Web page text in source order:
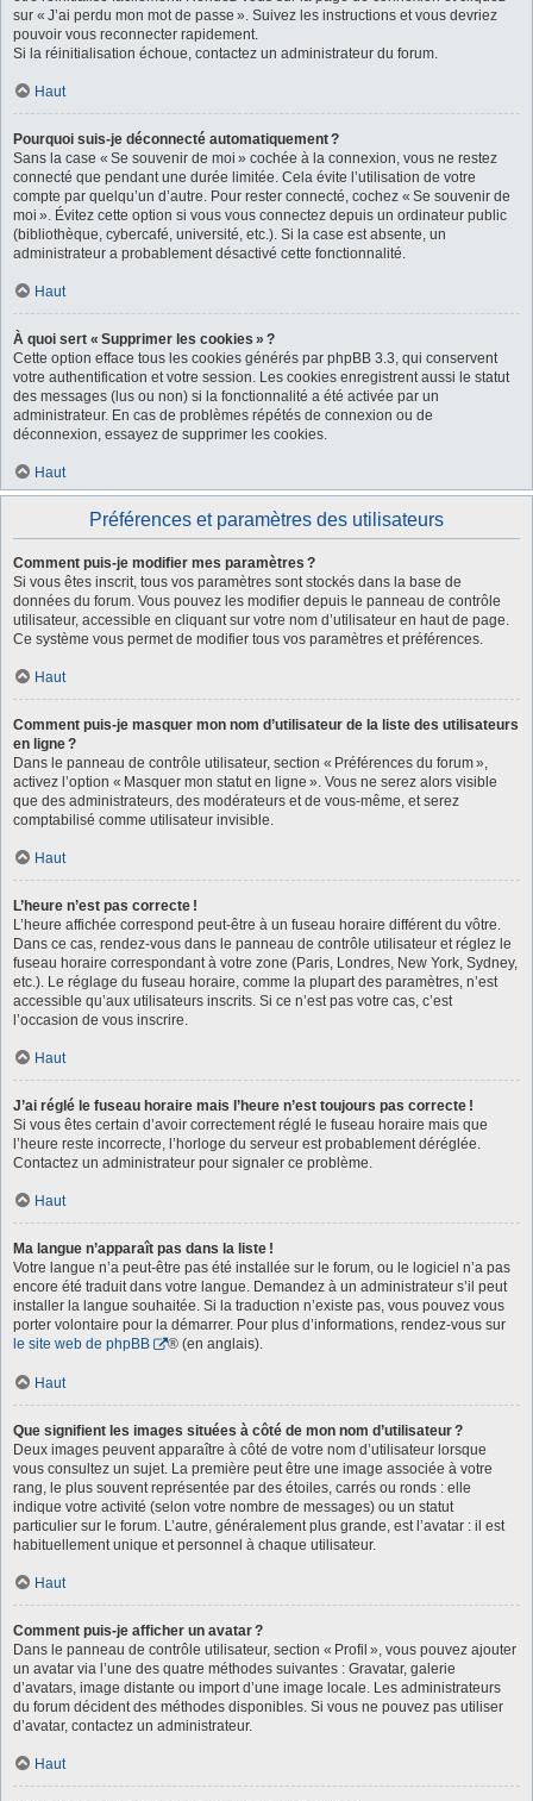
sur « J’ai perdu mon mot de passe ». Suivez les instructions et vous devriez
pouvoir vous reconnecter rapidement.
Si la réinitialisation échoue, contactez un administrateur du forum.
Haut
Pourquoi suis-je déconnecté automatiquement ?
Sans la case « Se souvenir de moi » cochée à la connexion, vous ne restez
connecté que pendant une durée limitée. Cela évite l’utilisation de votre
compte par quelqu’un d’autre. Pour rester connecté, cochez « Se souvenir de
moi ». Évitez cette option si vous vous connectez depuis un ordinateur public
(bibliothèque, cybercafé, université, etc.). Si la case est absente, un
administrateur a probablement désactivé cette fonctionnalité.
Haut
À quoi sert « Supprimer les cookies » ?
Cette option efface tous les cookies générés par phpBB 3.3, qui conservent
votre authentification et votre session. Les cookies enregistrent aussi le statut
des messages (lus ou non) si la fonctionnalité a été activée par un
administrateur. En cas de problèmes répétés de connexion ou de
déconnexion, essayez de supprimer les cookies.
Haut
Préférences et paramètres des utilisateurs
Comment puis-je modifier mes paramètres ?
Si vous êtes inscrit, tous vos paramètres sont stockés dans la base de
données du forum. Vous pouvez les modifier depuis le panneau de contrôle
utilisateur, accessible en cliquant sur votre nom d’utilisateur en haut de page.
Ce système vous permet de modifier tous vos paramètres et préférences.
Haut
Comment puis-je masquer mon nom d’utilisateur de la liste des utilisateurs
en ligne ?
Dans le panneau de contrôle utilisateur, section « Préférences du forum »,
activez l’option « Masquer mon statut en ligne ». Vous ne serez alors visible
que des administrateurs, des modérateurs et de vous-même, et serez
comptabilisé comme utilisateur invisible.
Haut
L’heure n’est pas correcte !
L’heure affichée correspond peut-être à un fuseau horaire différent du vôtre.
Dans ce cas, rendez-vous dans le panneau de contrôle utilisateur et réglez le
fuseau horaire correspondant à votre zone (Paris, Londres, New York, Sydney,
etc.). Le réglage du fuseau horaire, comme la plupart des paramètres, n’est
accessible qu’aux utilisateurs inscrits. Si ce n’est pas votre cas, c’est
l’occasion de vous inscrire.
Haut
J’ai réglé le fuseau horaire mais l’heure n’est toujours pas correcte !
Si vous êtes certain d’avoir correctement réglé le fuseau horaire mais que
l’heure reste incorrecte, l’horloge du serveur est probablement déréglée.
Contactez un administrateur pour signaler ce problème.
Haut
Ma langue n’apparaît pas dans la liste !
Votre langue n’a peut-être pas été installée sur le forum, ou le logiciel n’a pas
encore été traduit dans votre langue. Demandez à un administrateur s’il peut
installer la langue souhaitée. Si la traduction n’existe pas, vous pouvez vous
porter volontaire pour la démarrer. Pour plus d’informations, rendez-vous sur
le site web de phpBB
® (en anglais).
Haut
Que signifient les images situées à côté de mon nom d’utilisateur ?
Deux images peuvent apparaître à côté de votre nom d’utilisateur lorsque
vous consultez un sujet. La première peut être une image associée à votre
rang, le plus souvent représentée par des étoiles, carrés ou ronds : elle
indique votre activité (selon votre nombre de messages) ou un statut
particulier sur le forum. L’autre, généralement plus grande, est l’avatar : il est
habituellement unique et personnel à chaque utilisateur.
Haut
Comment puis-je afficher un avatar ?
Dans le panneau de contrôle utilisateur, section « Profil », vous pouvez ajouter
un avatar via l’une des quatre méthodes suivantes : Gravatar, galerie
d’avatars, image distante ou import d’une image locale. Les administrateurs
du forum décident des méthodes disponibles. Si vous ne pouvez pas utiliser
d’avatar, contactez un administrateur.
Haut